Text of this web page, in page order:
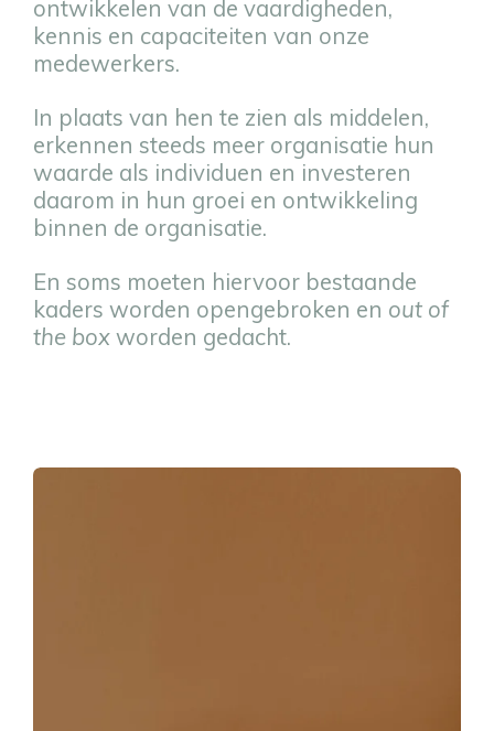
ontwikkelen van de vaardigheden,
kennis en capaciteiten van onze
medewerkers.
In plaats van hen te zien als middelen,
erkennen steeds meer organisatie hun
waarde als individuen en investeren
daarom in hun groei en ontwikkeling
binnen de organisatie.
En soms moeten hiervoor bestaande
kaders worden opengebroken en out of
the boxworden gedacht.